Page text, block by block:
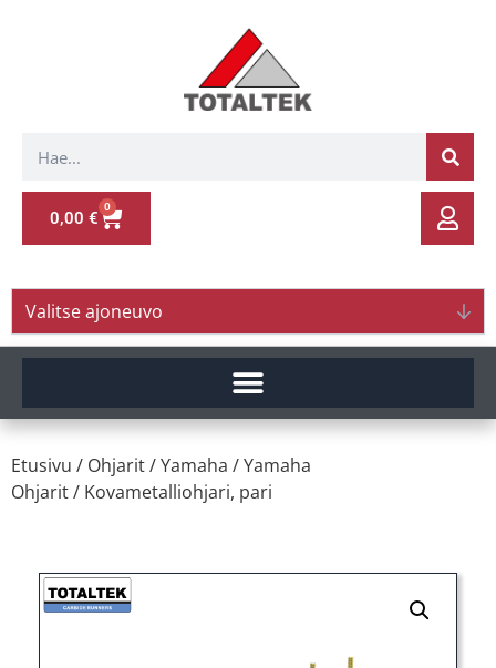
0,00 €
0
Valitse ajoneuvo
Etusivu / Ohjarit/Yamaha /Yamaha
Ohjarit/ Kovametalliohjari, pari